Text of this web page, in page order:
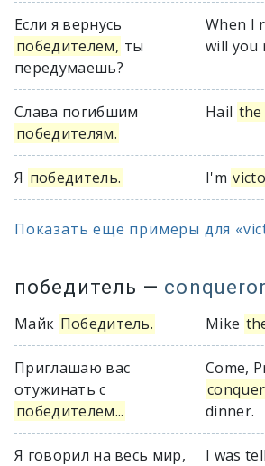
Если я вернусь
победителем, ты
передумаешь?
When I
will you
Слава погибшим
победителям.
Hail
Я победитель. I'm
Показать ещё примеры для
победитель — conqueror
Майк Победитель. Mike
Приглашаю вас
отужинать с
победителем...
Come,
dinner.
Я говорил на весь мир,
I was